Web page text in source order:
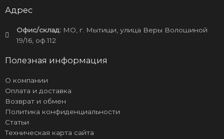
Адрес
Офис/склад:МО, г. Мытищи, улица Веры Волошиной
19/16, оф.112
Полезная информация
О компании
Оплата и доставка
Возврат и обмен
Политика конфиденциальности
Статьи
Техническая карта сайта